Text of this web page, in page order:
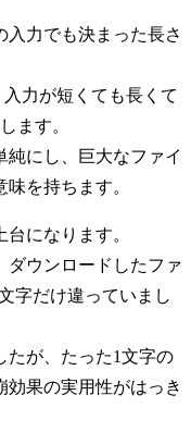
力でも決まった長さ
力が短くても長くて
ます。
純にし、巨大なファイ
を持ちます。
になります。
ダウンロードしたファ
字だけ違っていまし
たが、たった1文字の
効果の実用性がはっき